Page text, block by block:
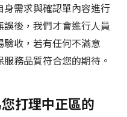
需求與確認單內容進行
後，我們才會進行人員
收，若有任何不滿意
務品質符合您的期待。
打理中正區的